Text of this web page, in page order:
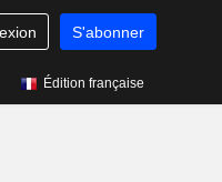
S'abonner
Édition française